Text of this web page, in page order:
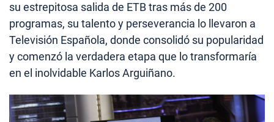
su estrepitosa salida de ETB tras más de 200
programas, su talento y perseverancia lo llevaron a
Televisión Española, donde consolidó su popularidad
y comenzó la verdadera etapa que lo transformaría
en el inolvidable Karlos Arguiñano.